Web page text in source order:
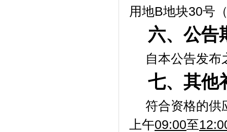
用地B地块30号
六、公告
自本公告发布
七、其他
符合资格的供
上午09:00至